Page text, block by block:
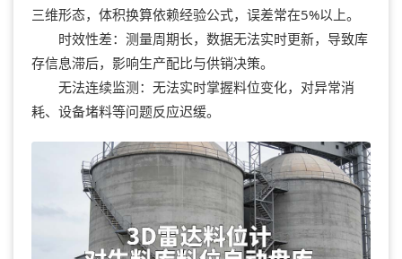
三维形态，体积换算依赖经验公式，误差常在5%以上。
时效性差：测量周期长，数据无法实时更新，导致库
存信息滞后，影响生产配比与供销决策。
无法连续监测：无法实时掌握料位变化，对异常消
耗、设备堵料等问题反应迟缓。